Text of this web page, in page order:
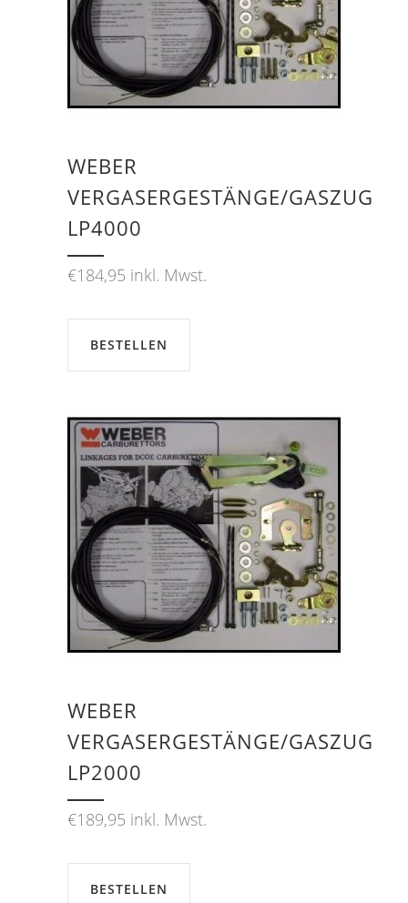
WEBER
VERGASERGESTÄNGE/GASZUG
LP4000
€184,95 inkl. Mwst.
BESTELLEN
WEBER
VERGASERGESTÄNGE/GASZUG
LP2000
€189,95 inkl. Mwst.
BESTELLEN